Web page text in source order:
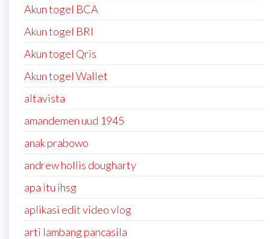
Akun togel BCA
Akun togel BRI
Akun togel Qris
Akun togel Wallet
altavista
amandemen uud 1945
anak prabowo
andrew hollis dougharty
apa itu ihsg
aplikasi edit video vlog
arti lambang pancasila